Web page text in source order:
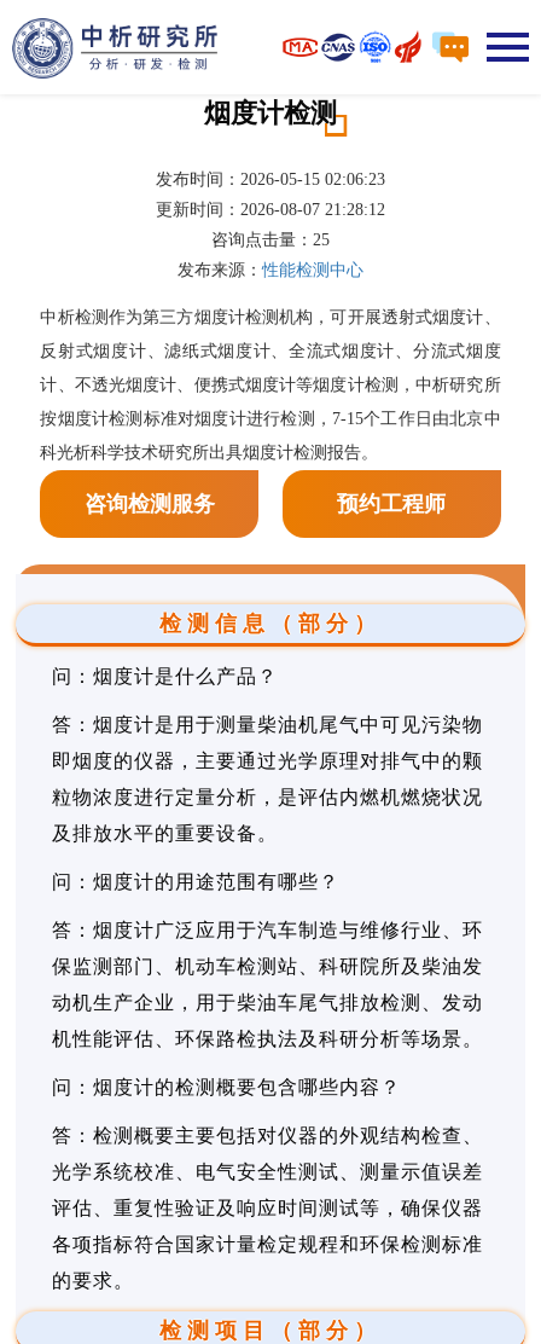
烟度计检测
发布时间：2026-05-15 02:06:23
更新时间：2026-08-07 21:28:12
咨询点击量： 25
发布来源：性能检测中心
中析检测作为第三方烟度计检测机构，可开展透射式烟度计、
反射式烟度计、滤纸式烟度计、全流式烟度计、分流式烟度
计、不透光烟度计、便携式烟度计等烟度计检测，中析研究所
按烟度计检测标准对烟度计进行检测，7-15个工作日由北京中
科光析科学技术研究所出具烟度计检测报告。
咨询检测服务 预约工程师
检测信息（部分）
问：烟度计是什么产品？
答：烟度计是用于测量柴油机尾气中可见污染物
即烟度的仪器，主要通过光学原理对排气中的颗
粒物浓度进行定量分析，是评估内燃机燃烧状况
及排放水平的重要设备。
问：烟度计的用途范围有哪些？
答：烟度计广泛应用于汽车制造与维修行业、环
保监测部门、机动车检测站、科研院所及柴油发
动机生产企业，用于柴油车尾气排放检测、发动
机性能评估、环保路检执法及科研分析等场景。
问：烟度计的检测概要包含哪些内容？
答：检测概要主要包括对仪器的外观结构检查、
光学系统校准、电气安全性测试、测量示值误差
评估、重复性验证及响应时间测试等，确保仪器
各项指标符合国家计量检定规程和环保检测标准
的要求。
检测项目（部分）